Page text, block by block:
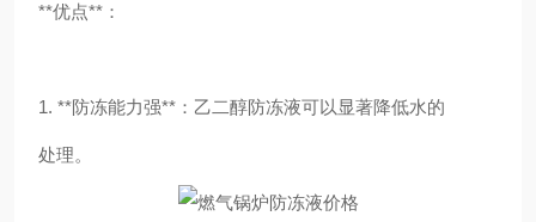
**优点**：
1. **防冻能力强**：乙二醇防冻液可以显著降低水的
处理。